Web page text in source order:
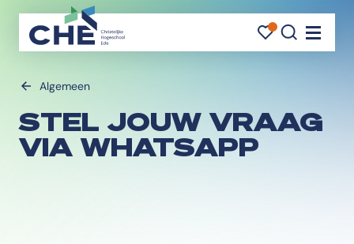
Algemeen
STEL JOUW VRAAG
VIA WHATSAPP